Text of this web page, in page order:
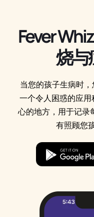
Fever
烧与
当您的孩子生病时
一个令人困惑的应
心的地方，用于记
有照顾您